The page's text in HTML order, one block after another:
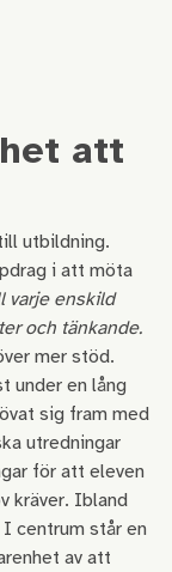
att
utbildning.
i att möta
varje enskild
och tänkande.
mer stöd.
under en lång
sig fram med
utredningar
för att eleven
kräver. Ibland
centrum står en
av att